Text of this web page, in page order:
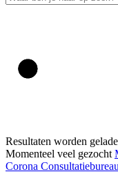
Resultaten worden
Momenteel veel gezocht
Corona